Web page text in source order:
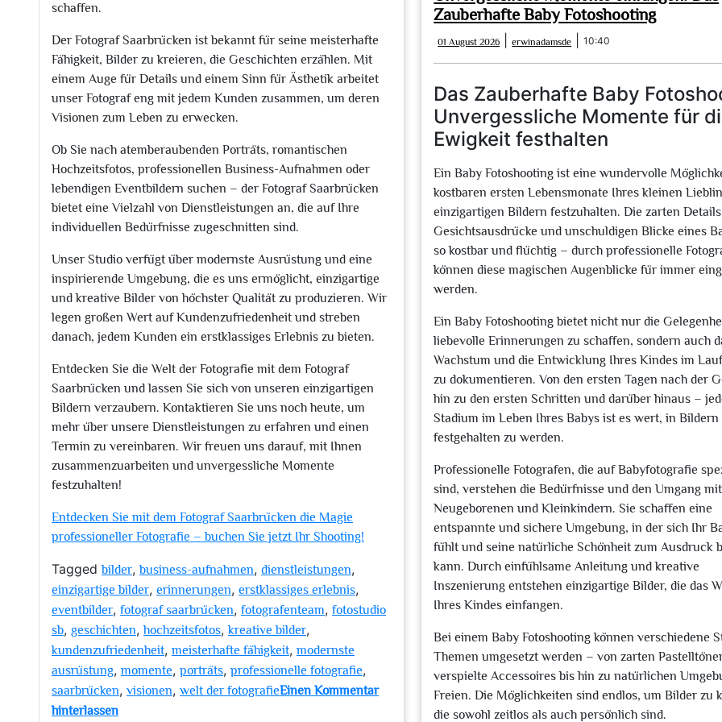
schaffen.
Der Fotograf Saarbrücken ist bekannt für seine meisterhafte
Fähigkeit, Bilder zu kreieren, die Geschichten erzählen. Mit
einem Auge für Details und einem Sinn für Ästhetik arbeitet
unser Fotograf eng mit jedem Kunden zusammen, um deren
Visionen zum Leben zu erwecken.
Ob Sie nach atemberaubenden Porträts, romantischen
Hochzeitsfotos, professionellen Business-Aufnahmen oder
lebendigen Eventbildern suchen – der Fotograf Saarbrücken
bietet eine Vielzahl von Dienstleistungen an, die auf Ihre
individuellen Bedürfnisse zugeschnitten sind.
Unser Studio verfügt über modernste Ausrüstung und eine
inspirierende Umgebung, die es uns ermöglicht, einzigartige
und kreative Bilder von höchster Qualität zu produzieren. Wir
legen großen Wert auf Kundenzufriedenheit und streben
danach, jedem Kunden ein erstklassiges Erlebnis zu bieten.
Entdecken Sie die Welt der Fotografie mit dem Fotograf
Saarbrücken und lassen Sie sich von unseren einzigartigen
Bildern verzaubern. Kontaktieren Sie uns noch heute, um
mehr über unsere Dienstleistungen zu erfahren und einen
Termin zu vereinbaren. Wir freuen uns darauf, mit Ihnen
zusammenzuarbeiten und unvergessliche Momente
festzuhalten!
Entdecken Sie mit dem Fotograf Saarbrücken die Magie
professioneller Fotografie – buchen Sie jetzt Ihr Shooting!
Taggedbilder,business-aufnahmen, dienstleistungen,
einzigartige bilder, erinnerungen, erstklassiges erlebnis,
eventbilder, fotograf saarbrücken, fotografenteam, fotostudio
sb, geschichten,hochzeitsfotos,kreative bilder,
kundenzufriedenheit, meisterhafte fähigkeit, modernste
ausrüstung, momente, porträts, professionelle fotografie,
saarbrücken, visionen, welt der fotografieEinen Kommentar
hinterlassenzu
Zauberhafte Baby Fotoshooting
01 August 2026
August
2026
erwinadamsde erwinadamsde
10:40
Das Zauberhafte Baby
Unvergessliche Momente für
Ewigkeit festhalten
Ein Baby Fotoshooting ist eine wundervolle
kostbaren ersten Lebensmonate Ihres kleinen
einzigartigen Bildern festzuhalten. Die zarten
Gesichtsausdrücke und unschuldigen Blicke eines
so kostbar und flüchtig – durch professionelle
können diese magischen Augenblicke für immer
werden.
Ein Baby Fotoshooting bietet nicht nur die
liebevolle Erinnerungen zu schaffen, sondern auch
Wachstum und die Entwicklung Ihres Kindes im
zu dokumentieren. Von den ersten Tagen nach der
hin zu den ersten Schritten und darüber hinaus –
Stadium im Leben Ihres Babys ist es wert, in Bildern
festgehalten zu werden.
Professionelle Fotografen, die auf Babyfotografie
sind, verstehen die Bedürfnisse und den Umgang mit
Neugeborenen und Kleinkindern. Sie schaffen eine
entspannte und sichere Umgebung, in der sich Ihr
fühlt und seine natürliche Schönheit zum Ausdruck
kann. Durch einfühlsame Anleitung und kreative
Inszenierung entstehen einzigartige Bilder, die das
Ihres Kindes einfangen.
Bei einem Baby Fotoshooting können verschiedene
Themen umgesetzt werden – von zarten
verspielte Accessoires bis hin zu natürlichen
Freien. Die Möglichkeiten sind endlos, um Bilder zu
die sowohl zeitlos als auch persönlich sind.